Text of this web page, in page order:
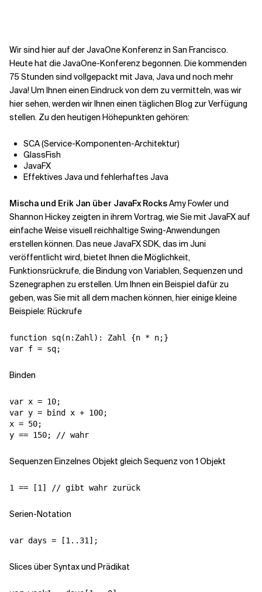
Verwandte Themen
Wir sind hier auf der JavaOne Konferenz in San Francisco.
Heute hat die JavaOne-Konferenz begonnen. Die kommenden
75 Stunden sind vollgepackt mit Java, Java und noch mehr
Java! Um Ihnen einen Eindruck von dem zu vermitteln, was wir
hier sehen, werden wir Ihnen einen täglichen Blog zur Verfügung
stellen. Zu den heutigen Höhepunkten gehören:
SCA (Service-Komponenten-Architektur)
GlassFish
JavaFX
Effektives Java und fehlerhaftes Java
Mischa und Erik Jan über JavaFx RocksAmy Fowler und
Shannon Hickey zeigten in ihrem Vortrag, wie Sie mit JavaFX auf
einfache Weise visuell reichhaltige Swing-Anwendungen
erstellen können. Das neue JavaFX SDK, das im Juni
veröffentlicht wird, bietet Ihnen die Möglichkeit,
Funktionsrückrufe, die Bindung von Variablen, Sequenzen und
Szenegraphen zu erstellen. Um Ihnen ein Beispiel dafür zu
geben, was Sie mit all dem machen können, hier einige kleine
Beispiele: Rückrufe
function sq(n:Zahl): Zahl {n * n;}
Binden
var x = 10;
var y = bind x + 100;
x = 50;
Sequenzen Einzelnes Objekt gleich Sequenz von 1 Objekt
1 == [1] // gibt wahr zurück
Serien-Notation
var days = [1..31];
Slices über Syntax und Prädikat